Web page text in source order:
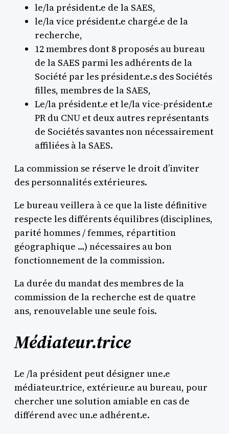
le/la président.e de la SAES,
le/la vice président.e chargé.e de la
recherche,
12 membres dont 8 proposés au bureau
de la SAES parmi les adhérents de la
Société par les président.e.s des Sociétés
filles, membres de la SAES,
Le/la président.e et le/la vice-président.e
PR du CNU et deux autres représentants
de Sociétés savantes non nécessairement
affiliées à la SAES.
La commission se réserve le droit d’inviter
des personnalités extérieures.
Le bureau veillera à ce que la liste définitive
respecte les différents équilibres (disciplines,
parité hommes / femmes, répartition
géographique …) nécessaires au bon
fonctionnement de la commission.
La durée du mandat des membres de la
commission de la recherche est de quatre
ans, renouvelable une seule fois.
Médiateur.trice
Le /la président peut désigner une.e
médiateur.trice, extérieur.e au bureau, pour
chercher une solution amiable en cas de
différend avec un.e adhérent.e.